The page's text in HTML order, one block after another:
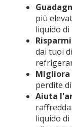
più
liquido
dai tuoi
Migliora
perdite
Aiuta
liquido